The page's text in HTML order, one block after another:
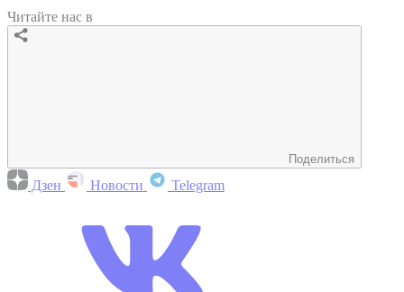
Читайте нас в
Поделиться
Дзен Новости Telegram